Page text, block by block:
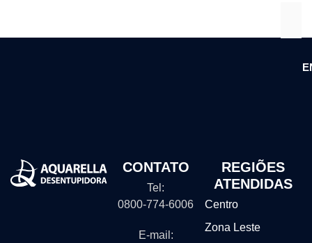
CONTATO
Tel:
0800-774-6006
E-mail:
REGIÕES
ATENDIDAS
Centro
Zona Leste